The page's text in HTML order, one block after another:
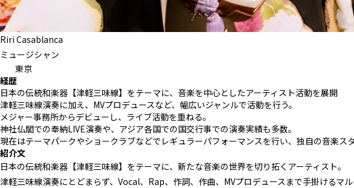
Riri Casablanca
ミュージシャン
東京
経歴
日本の伝統和楽器【津軽三味線】をテーマに、音楽を中心としたアーティスト活動を展開
津軽三味線演奏に加え、MVプロデュースなど、幅広いジャンルで活動を行う。
メジャー事務所からデビューし、ライブ活動を重ねる。
神社仏閣での奉納LIVE演奏や、アジア各国での国交行事での演奏実績も多数。
現在はテーマパークやショークラブなどでレギュラーパフォーマンスを行い、独自の音楽ス
紹介文
日本の伝統和楽器【津軽三味線】をテーマに、新たな音楽の世界を切り拓くアーティスト。
津軽三味線演奏にとどまらず、Vocal、Rap、作詞、作曲、MVプロデュースまで手掛けるマ